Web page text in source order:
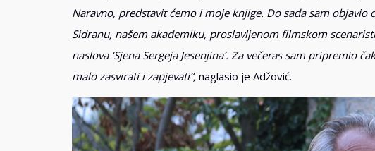
Naravno, predstavit ćemo i moje knjige. Do sada sam
Sidranu, našem akademiku, proslavljenom filmskom
naslova ‘Sjena Sergeja Jesenjina’. Za večeras sam
malo zasvirati i zapjevati“, naglasio je Adžović.